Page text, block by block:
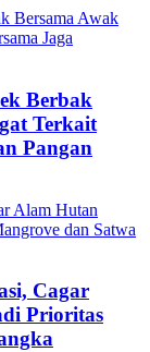
Berbak
Terkait
Pangan
Cagar
Prioritas